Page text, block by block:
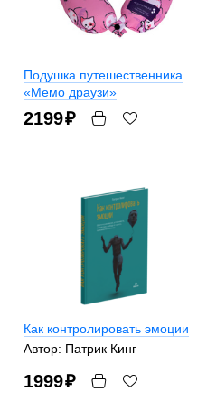
Подушка путешественника
«Мемо драузи»
2199₽
Как контролировать эмоции
Автор: Патрик Кинг
1999₽